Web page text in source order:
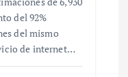
del 92%
del mismo
de internet…